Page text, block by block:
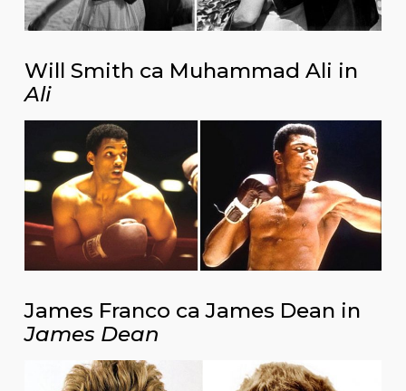
Will Smith ca Muhammad Ali in
Ali
James Franco ca James Dean in
James Dean